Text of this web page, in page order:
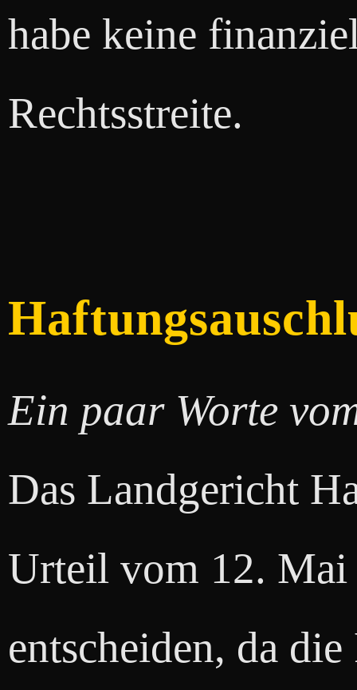
habe keine
Rechtsstreite.
Ein paar Worte
Das Landgericht
Urteil vom 12. Mai
entscheiden, da